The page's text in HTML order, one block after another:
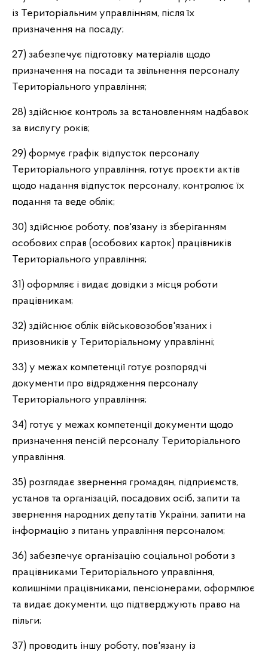
із Територіальним управлінням, після їх
призначення на посаду;
27) забезпечує підготовку матеріалів щодо
призначення на посади та звільнення персоналу
Територіального управління;
28) здійснює контроль за встановленням надбавок
за вислугу років;
29) формує графік відпусток персоналу
Територіального управління, готує проєкти актів
щодо надання відпусток персоналу, контролює їх
подання та веде облік;
30) здійснює роботу, пов'язану із зберіганням
особових справ (особових карток) працівників
Територіального управління;
31) оформляє і видає довідки з місця роботи
працівникам;
32) здійснює облік військовозобов'язаних і
призовників у Територіальному управлінні;
33) у межах компетенції готує розпорядчі
документи про відрядження персоналу
Територіального управління;
34) готує у межах компетенції документи щодо
призначення пенсій персоналу Територіального
управління.
35) розглядає звернення громадян, підприємств,
установ та організацій, посадових осіб, запити та
звернення народних депутатів України, запити на
інформацію з питань управління персоналом;
36) забезпечує організацію соціальної роботи з
працівниками Територіального управління,
колишніми працівниками, пенсіонерами, оформлює
та видає документи, що підтверджують право на
пільги;
37) проводить іншу роботу, пов'язану із